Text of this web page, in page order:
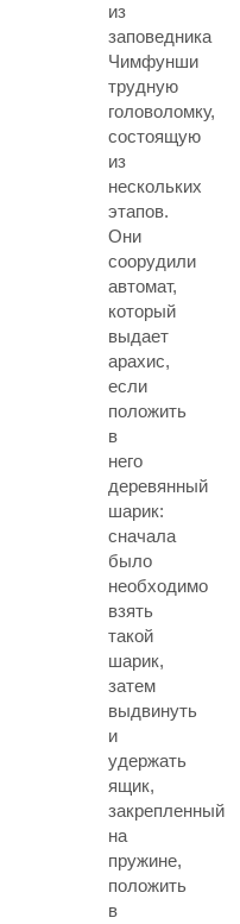
из
заповедника
Чимфунши
трудную
головоломку,
состоящую
из
нескольких
этапов.
Они
соорудили
автомат,
который
выдает
арахис,
если
положить
в
него
деревянный
шарик:
сначала
было
необходимо
взять
такой
шарик,
затем
выдвинуть
и
удержать
ящик,
закрепленный
на
пружине,
положить
в